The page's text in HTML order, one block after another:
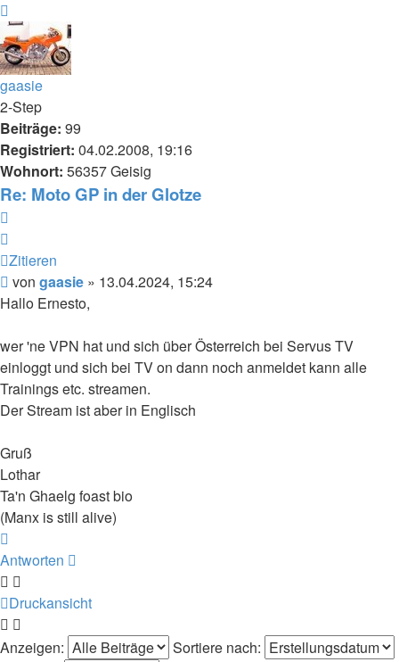
oben
gaasie
2-Step
Beiträge: 99
Registriert: 04.02.2008, 19:16
Wohnort: 56357 Geisig
Re: Moto GP in der Glotze
Zitieren
Beitrag
von gaasie » 13.04.2024, 15:24
Hallo Ernesto,
wer 'ne VPN hat und sich über Österreich bei Servus TV
einloggt und sich bei TV on dann noch anmeldet kann alle
Trainings etc. streamen.
Der Stream ist aber in Englisch
Gruß
Lothar
Ta'n Ghaelg foast bio
(Manx is still alive)
oben
Antworten
Druckansicht
Anzeigen:
Sortiere nach: